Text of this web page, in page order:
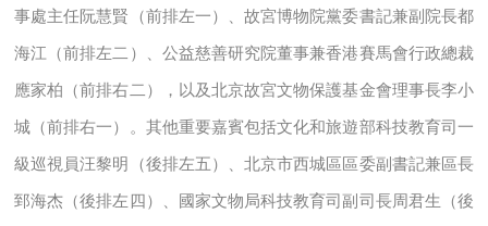
事處主任阮慧賢（前排左一）、故宮博物院黨委書記兼副院長都
海江（前排左二）、公益慈善研究院董事兼香港賽馬會行政總裁
應家柏（前排右二），以及北京故宮文物保護基金會理事長李小
城（前排右一）。其他重要嘉賓包括文化和旅遊部科技教育司一
級巡視員汪黎明（後排左五）、北京市西城區區委副書記兼區長
郅海杰（後排左四）、國家文物局科技教育司副司長周君生（後